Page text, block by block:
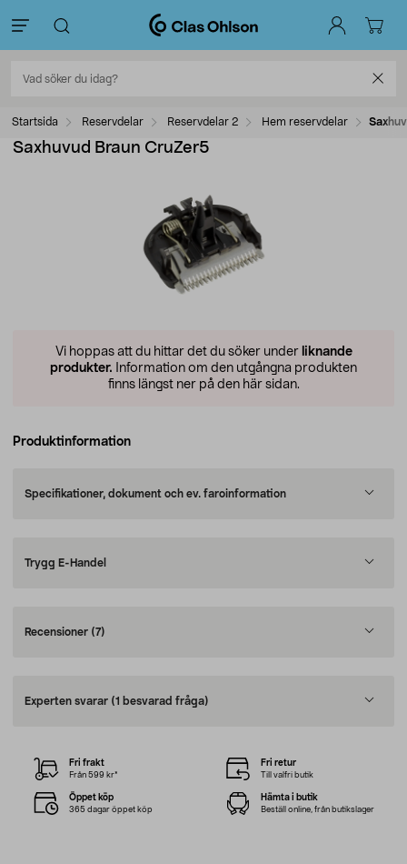
Startsida Reservdelar Reservdelar 2 Hem reservdelar
Saxhuvud Braun CruZer5
Vi hoppas att du hittar det du söker under liknande
produkter. Information om den utgångna produkten
finns längst ner på den här sidan.
Produktinformation
Specifikationer, dokument och ev. faroinformation
Trygg E-Handel
Recensioner (7)
Experten svarar (1 besvarad fråga)
Fri frakt
Från 599 kr*
Fri retur
Till valfri butik
Öppet köp
365 dagar öppet köp
Hämta i butik
Beställ online, från butikslager